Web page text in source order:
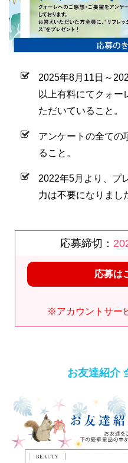
2025年8月11日～
以上有料にてクォー
ただいていること。
アンケートの全ての
ること。
2022年5月より、プ
力は不要になりまし
応募締切：
応募は
※アカウントサー
お友達紹介